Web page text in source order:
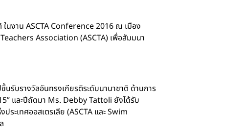
ในงาน ASCTA Conference 2016 ณ เมือง
Association (ASCTA) เพื่อสัมมนา
รับรางวัลอันทรงเกียรติระดับนานาชาติ ด้านการ
และปีถัดมา Ms. Debby Tattoli ยังได้รับ
เทศออสเตรเลีย (ASCTA และ Swim